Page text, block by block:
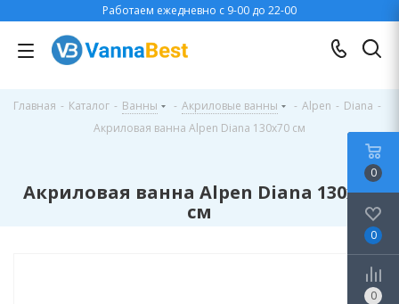
Работаем ежедневно с 9-00 до 22-00
Главная - Каталог - Ванны - Акриловые ванны - Alpen - Diana -
Акриловая ванна Alpen Diana 130x70 см
Акриловая ванна Alpen Diana 130x70
см
0
0
0